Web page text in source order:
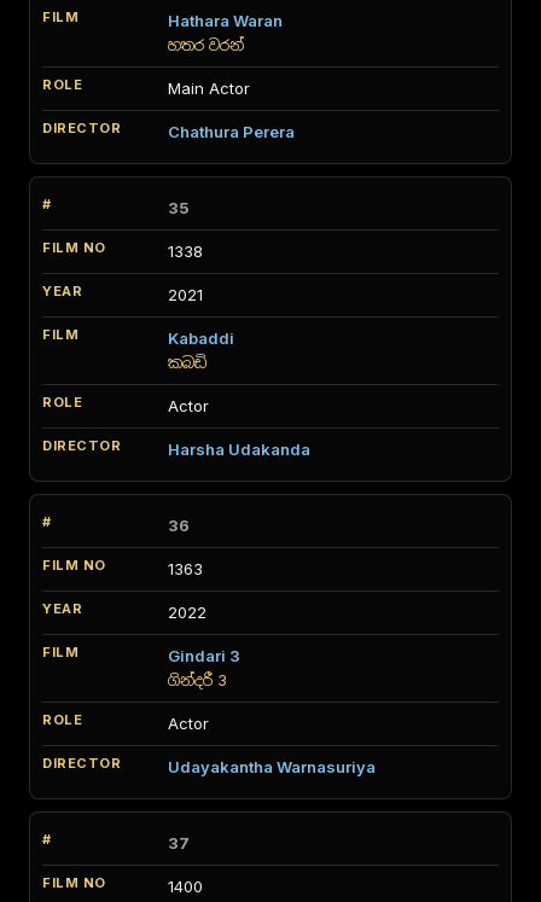
Hathara Waran
හතර වරන්
Main Actor
Chathura Perera
35
1338
2021
Kabaddi
කබඩි
Actor
Harsha Udakanda
36
1363
2022
Gindari 3
ගින්දරී 3
Actor
Udayakantha Warnasuriya
37
1400